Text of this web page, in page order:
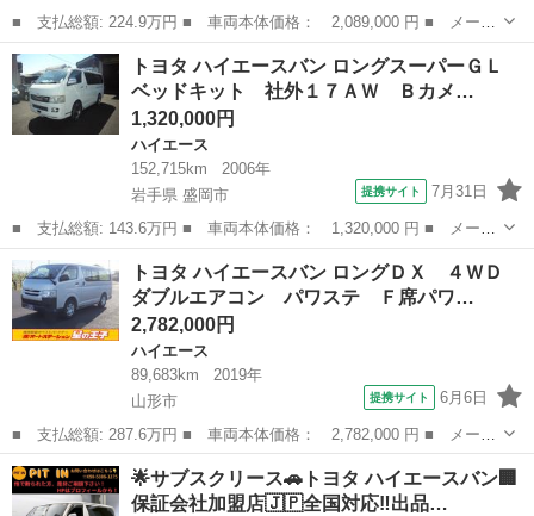
■ 支払総額: 224.9万円 ■ 車両本体価格： 2,089,000 円 ■ メーカ
ー名： トヨタ ■ 車種名： ハイエースバン ■ グレード名： ロ
ングスーパーＧＬ ディーゼルターボ４ＷＤ／社外ナビゲーション／
デジタル...
山形 米沢市 ハイエース
トヨタ ハイエースバン ロングスーパーＧＬ
ベッドキット 社外１７ＡＷ Ｂカメ…
1,320,000円
ハイエース
152,715km
2006年
岩手県 盛岡市
提携サイト 7月31日
■ 支払総額: 143.6万円 ■ 車両本体価格： 1,320,000 円 ■ メーカ
ー名： トヨタ ■ 車種名： ハイエースバン ■ グレード名： ロ
ングスーパーＧＬ ベッドキット 社外１７ＡＷ Ｂカメラ ■ 排気
量： ...
岩手 盛岡市 ハイエース
トヨタ ハイエースバン ロングＤＸ ４ＷＤ
ダブルエアコン パワステ Ｆ席パワ…
2,782,000円
ハイエース
89,683km
2019年
山形市
提携サイト 6月6日
■ 支払総額: 287.6万円 ■ 車両本体価格： 2,782,000 円 ■ メーカ
ー名： トヨタ ■ 車種名： ハイエースバン ■ グレード名： ロ
ングＤＸ ４ＷＤ ダブルエアコン パワステ Ｆ席パワーウィンド
ウ 運転...
山形 山形市 ハイエース
︎🌟サブスクリース🚗トヨタ ハイエースバン🏢
保証会社加盟店🇯🇵全国対応‼️出品…